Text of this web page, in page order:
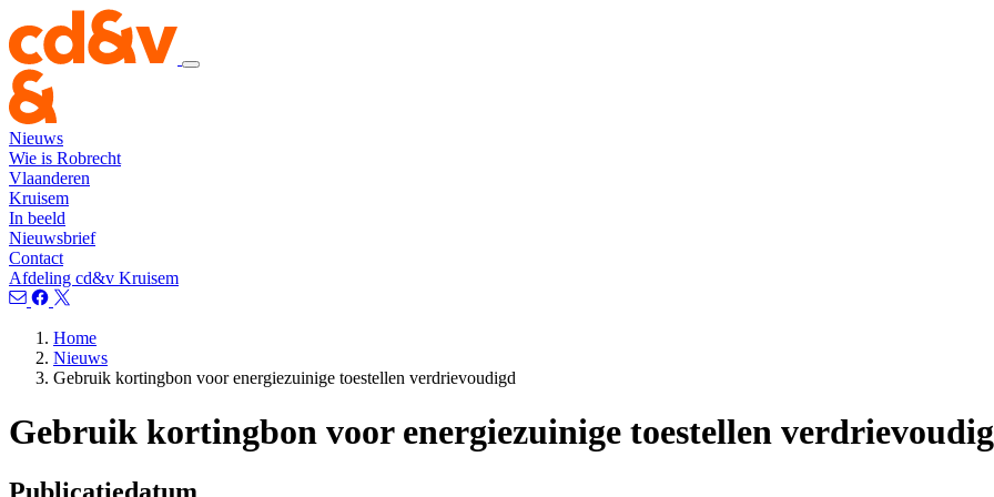
Nieuws
Wie is Robrecht
Vlaanderen
Kruisem
In beeld
Nieuwsbrief
Contact
Afdeling cd&v Kruisem
Home
Nieuws
Gebruik kortingbon voor energiezuinige toestellen verdrievoudigd
Gebruik kortingbon voor energiezuinige toestellen